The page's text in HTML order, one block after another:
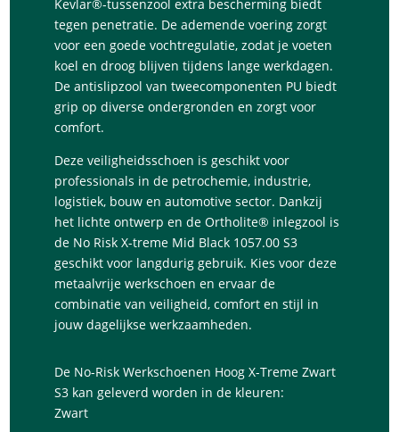
Kevlar®-tussenzool extra bescherming biedt
tegen penetratie. De ademende voering zorgt
voor een goede vochtregulatie, zodat je voeten
koel en droog blijven tijdens lange werkdagen.
De antislipzool van tweecomponenten PU biedt
grip op diverse ondergronden en zorgt voor
comfort.
Deze veiligheidsschoen is geschikt voor
professionals in de petrochemie, industrie,
logistiek, bouw en automotive sector. Dankzij
het lichte ontwerp en de Ortholite® inlegzool is
de No Risk X-treme Mid Black 1057.00 S3
geschikt voor langdurig gebruik. Kies voor deze
metaalvrije werkschoen en ervaar de
combinatie van veiligheid, comfort en stijl in
jouw dagelijkse werkzaamheden.
De No-Risk Werkschoenen Hoog X-Treme Zwart
S3 kan geleverd worden in de kleuren:
Zwart